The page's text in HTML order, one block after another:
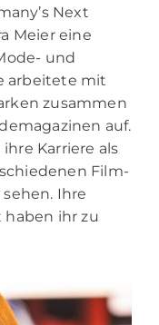
Next
Meier eine
und
arbeitete mit
zusammen
auf.
Karriere als
Film-
Ihre
haben ihr zu